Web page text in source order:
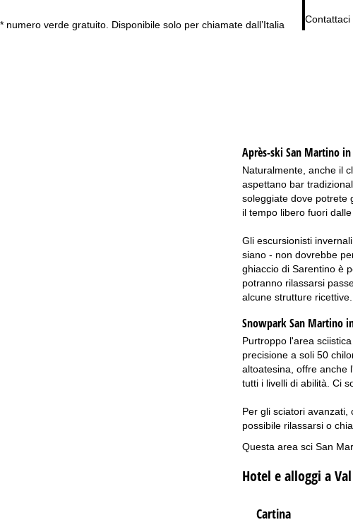
* numero verde gratuito. Disponibile solo per chiamate dall’Italia Contattaci
Après-ski San Martino
Naturalmente, anche il
aspettano bar
soleggiate dove potrete
il tempo libero fuori dalle
Gli escursionisti
siano - non dovrebbe
ghiaccio di Sarentino è
potranno rilassarsi
alcune strutture ricettive.
Snowpark San Martino
Purtroppo l'area
precisione a soli 50
altoatesina, offre anche
tutti i livelli di abilità. Ci
Per gli sciatori
possibile rilassarsi o
Questa area sci San
Hotel e alloggi a
Cartina